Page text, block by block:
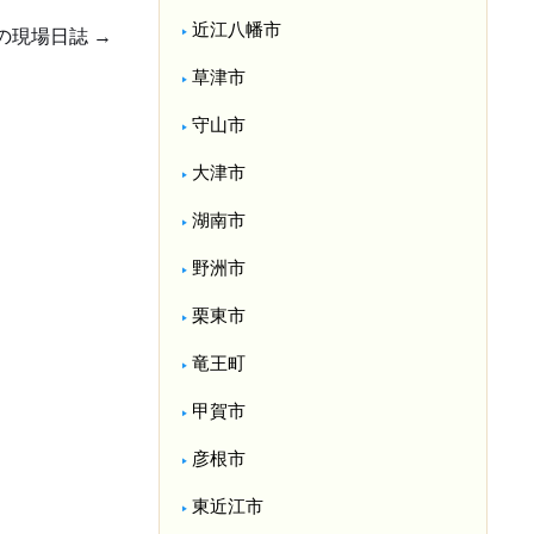
現場日誌 → 近江八幡市
草津市
守山市
大津市
湖南市
野洲市
栗東市
竜王町
甲賀市
彦根市
東近江市